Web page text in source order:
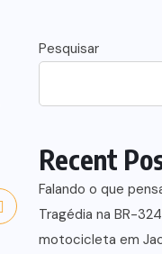
Pesquisar
Recent
Falando o que
Tragédia na BR-
motocicleta em